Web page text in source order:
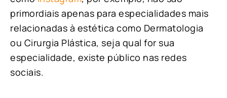
primordiais apenas para especialidades mais
relacionadas à estética como Dermatologia
ou Cirurgia Plástica, seja qual for sua
especialidade, existe público nas redes
sociais.